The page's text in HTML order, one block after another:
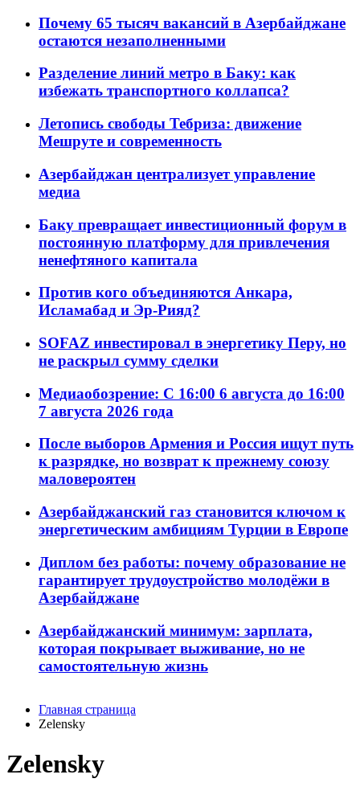
Почему 65 тысяч вакансий в Азербайджане
остаются незаполненными
Разделение линий метро в Баку: как
избежать транспортного коллапса?
Летопись свободы Тебриза: движение
Мешруте и современность
Азербайджан централизует управление
медиа
Баку превращает инвестиционный форум в
постоянную платформу для привлечения
ненефтяного капитала
Против кого объединяются Анкара,
Исламабад и Эр-Рияд?
SOFAZ инвестировал в энергетику Перу, но
не раскрыл сумму сделки
Медиаобозрение: С 16:00 6 августа до 16:00
7 августа 2026 года
После выборов Армения и Россия ищут путь
к разрядке, но возврат к прежнему союзу
маловероятен
Азербайджанский газ становится ключом к
энергетическим амбициям Турции в Европе
Диплом без работы: почему образование не
гарантирует трудоустройство молодёжи в
Азербайджане
Азербайджанский минимум: зарплата,
которая покрывает выживание, но не
самостоятельную жизнь
Главная страница
Zelensky
Zelensky